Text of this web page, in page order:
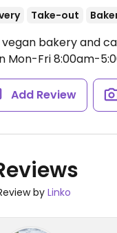
Take-out
vegan bakery and
Mon-Fri 8:00am-
Add Review
by Linko